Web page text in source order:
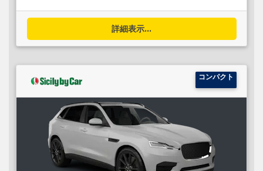
詳細表示...
コンパクト